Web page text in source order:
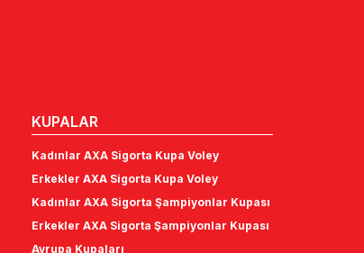
KUPALAR
Kadınlar AXA Sigorta Kupa Voley
Erkekler AXA Sigorta Kupa Voley
Kadınlar AXA Sigorta Şampiyonlar Kupası
Erkekler AXA Sigorta Şampiyonlar Kupası
Avrupa Kupaları